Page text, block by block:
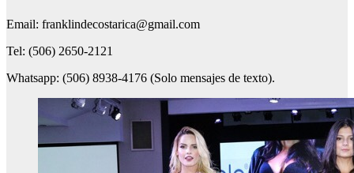
Email: franklindecostarica@gmail.com
Tel: (506) 2650-2121
Whatsapp: (506) 8938-4176 (Solo mensajes de texto).